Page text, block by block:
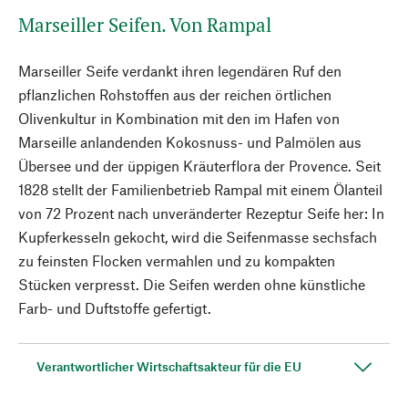
Marseiller Seifen. Von Rampal
Marseiller Seife verdankt ihren legendären Ruf den
pflanzlichen Rohstoffen aus der reichen örtlichen
Olivenkultur in Kombination mit den im Hafen von
Marseille anlandenden Kokosnuss- und Palmölen aus
Übersee und der üppigen Kräuterflora der Provence. Seit
1828 stellt der Familienbetrieb Rampal mit einem Ölanteil
von 72 Prozent nach unveränderter Rezeptur Seife her: In
Kupferkesseln gekocht, wird die Seifenmasse sechsfach
zu feinsten Flocken vermahlen und zu kompakten
Stücken verpresst. Die Seifen werden ohne künstliche
Farb- und Duftstoffe gefertigt.
Verantwortlicher Wirtschaftsakteur für die EU